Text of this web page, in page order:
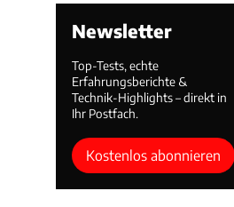
Newsletter
Top-Tests, echte
Erfahrungsberichte &
Technik-Highlights – direkt in
Ihr Postfach.
Kostenlos abonnieren